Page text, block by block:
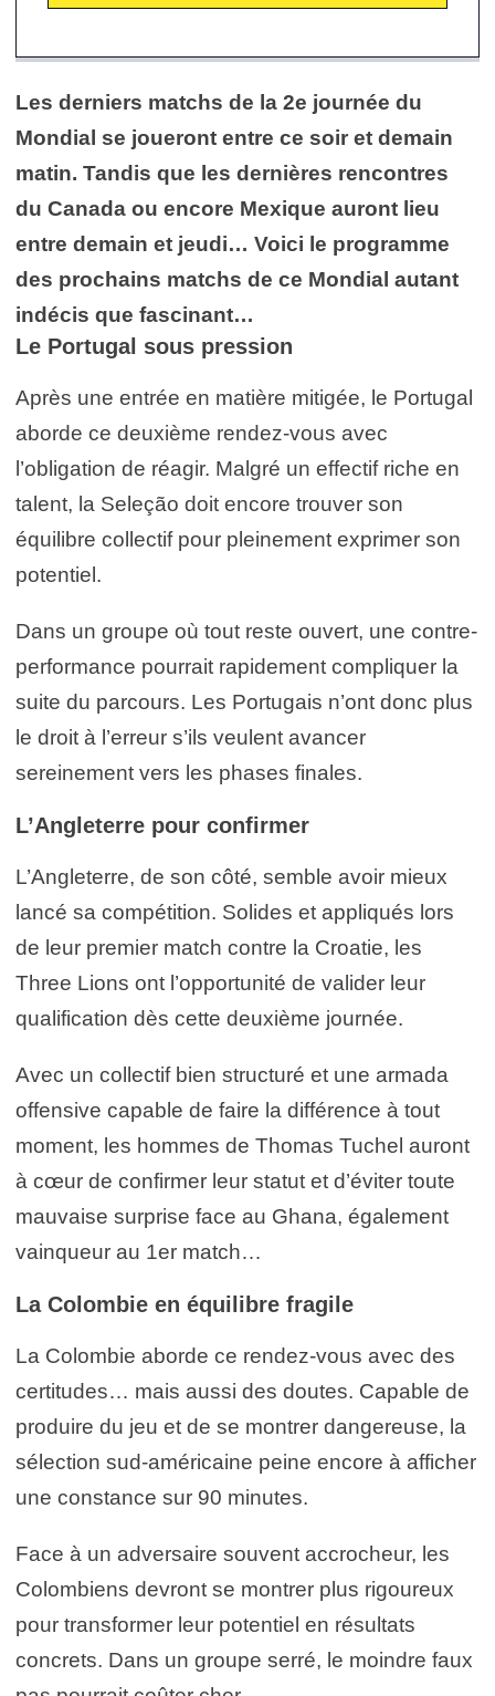
Les derniers matchs de la 2e journée du
Mondial se joueront entre ce soir et demain
matin. Tandis que les dernières rencontres
du Canada ou encore Mexique auront lieu
entre demain et jeudi… Voici le programme
des prochains matchs de ce Mondial autant
indécis que fascinant…
Le Portugal sous pression
Après une entrée en matière mitigée, le Portugal
aborde ce deuxième rendez-vous avec
l’obligation de réagir. Malgré un effectif riche en
talent, la Seleção doit encore trouver son
équilibre collectif pour pleinement exprimer son
potentiel.
Dans un groupe où tout reste ouvert, une contre-
performance pourrait rapidement compliquer la
suite du parcours. Les Portugais n’ont donc plus
le droit à l’erreur s’ils veulent avancer
sereinement vers les phases finales.
L’Angleterre pour confirmer
L’Angleterre, de son côté, semble avoir mieux
lancé sa compétition. Solides et appliqués lors
de leur premier match contre la Croatie, les
Three Lions ont l’opportunité de valider leur
qualification dès cette deuxième journée.
Avec un collectif bien structuré et une armada
offensive capable de faire la différence à tout
moment, les hommes de Thomas Tuchel auront
à cœur de confirmer leur statut et d’éviter toute
mauvaise surprise face au Ghana, également
vainqueur au 1er match…
La Colombie en équilibre fragile
La Colombie aborde ce rendez-vous avec des
certitudes… mais aussi des doutes. Capable de
produire du jeu et de se montrer dangereuse, la
sélection sud-américaine peine encore à afficher
une constance sur 90 minutes.
Face à un adversaire souvent accrocheur, les
Colombiens devront se montrer plus rigoureux
pour transformer leur potentiel en résultats
concrets. Dans un groupe serré, le moindre faux